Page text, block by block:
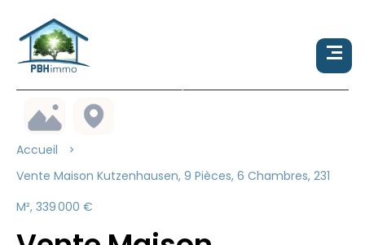
Accueil
Vente Maison Kutzenhausen, 9 Pièces, 6 Chambres, 231
M², 339 000 €